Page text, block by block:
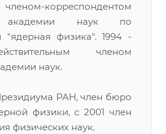
корреспондентом
академии наук по
"ядерная физика". 1994 -
членом
наук.
РАН, член бюро
физики, с 2001 член
физических наук.